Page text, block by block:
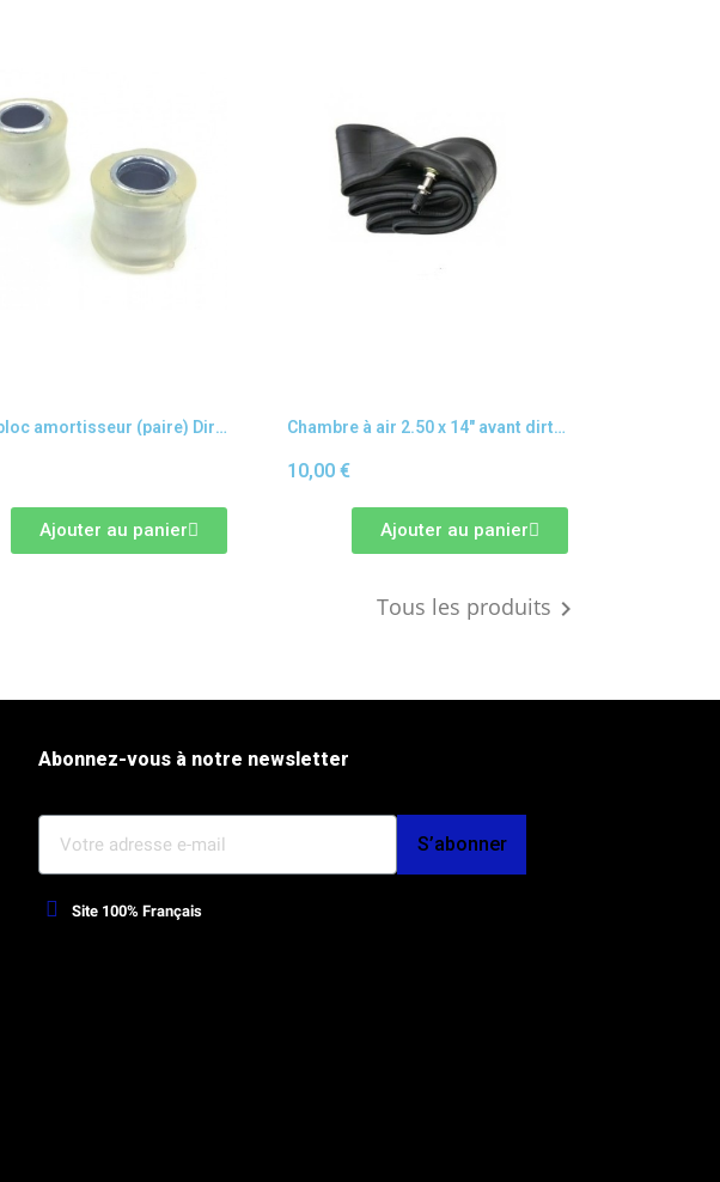
Silent bloc amortisseur (paire) Dirt bike / pit bike
Ajouter au panier
Chambre à air 2.50 x 14" avant dirt bike / pit bike
10,00 €
Ajouter au panier
Tous les produits 
Abonnez-vous à notre newsletter
S’abonner
Site 100% Français